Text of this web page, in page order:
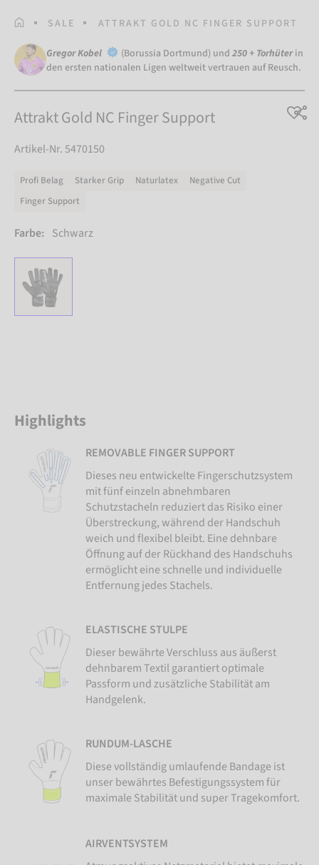
STARTSEITE
SALE ATTRAKT GOLD NC FINGER SUPPORT
Gregor Kobel (Borussia Dortmund) und 250 + Torhüter in
den ersten nationalen Ligen weltweit vertrauen auf Reusch.
Attrakt Gold NC Finger Support
Artikel-Nr. 5470150
Profi Belag Starker Grip Naturlatex
Negative Cut
Finger Support
Farbe: Schwarz
Highlights
REMOVABLE FINGER SUPPORT
Dieses neu entwickelte Fingerschutzsystem
mit fünf einzeln abnehmbaren
Schutzstacheln reduziert das Risiko einer
Überstreckung, während der Handschuh
weich und flexibel bleibt. Eine dehnbare
Öffnung auf der Rückhand des Handschuhs
ermöglicht eine schnelle und individuelle
Entfernung jedes Stachels.
ELASTISCHE STULPE
Dieser bewährte Verschluss aus äußerst
dehnbarem Textil garantiert optimale
Passform und zusätzliche Stabilität am
Handgelenk.
RUNDUM-LASCHE
Diese vollständig umlaufende Bandage ist
unser bewährtes Befestigungssystem für
maximale Stabilität und super Tragekomfort.
AIRVENTSYSTEM